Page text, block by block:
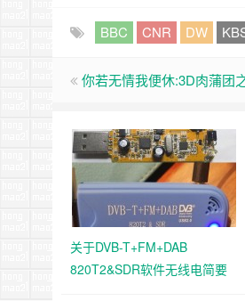
BBC CNR DW
你若无情我便休:3D肉蒲团
关于DVB-T+FM+DAB
820T2&SDR软件无线电简要